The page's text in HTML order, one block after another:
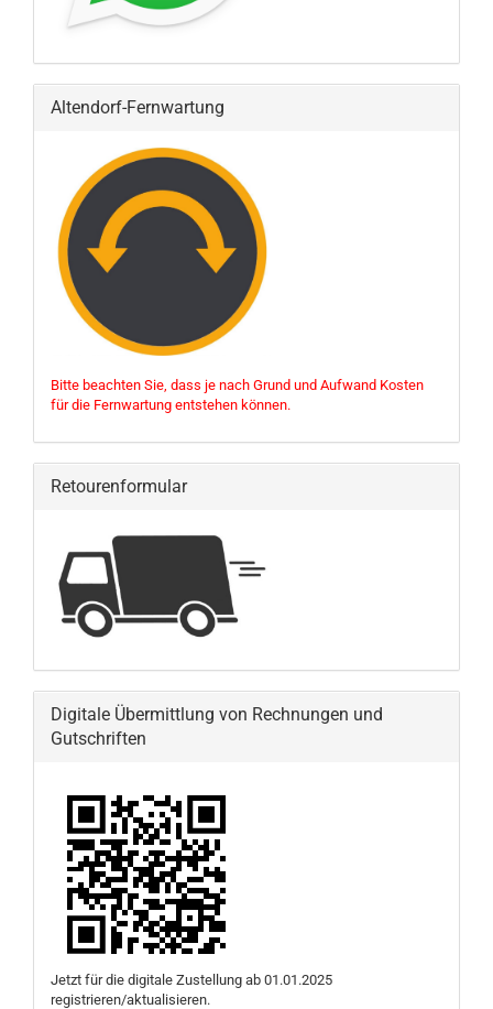
Altendorf-Fernwartung
Bitte beachten Sie, dass je nach Grund und Aufwand Kosten
für die Fernwartung entstehen können.
Retourenformular
Digitale Übermittlung von Rechnungen und
Gutschriften
Jetzt für die digitale Zustellung ab 01.01.2025
registrieren/aktualisieren.